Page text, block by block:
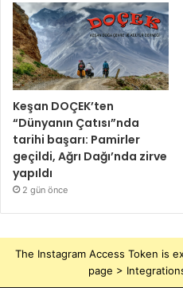
Keşan DOÇEK’ten
“Dünyanın Çatısı”nda
tarihi başarı: Pamirler
geçildi, Ağrı Dağı’nda zirve
yapıldı
2 gün önce
The Instagram Access Token is
page >